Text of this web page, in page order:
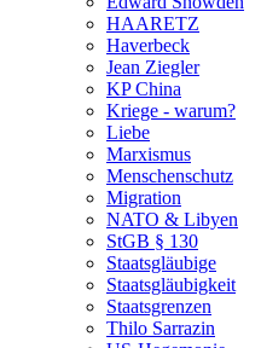
HAARETZ
Haverbeck
Jean Ziegler
KP China
Kriege - warum?
Liebe
Marxismus
Menschenschutz
Migration
NATO & Libyen
StGB § 130
Staatsgläubige
Staatsgläubigkeit
Staatsgrenzen
Thilo Sarrazin